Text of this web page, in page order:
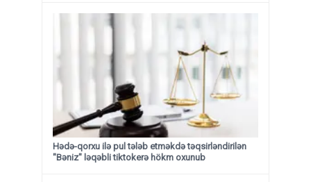
Hədə-qorxu ilə pul tələb etməkdə təqsirləndirilən
"Bəniz" ləqəbli tiktokerə hökm oxunub